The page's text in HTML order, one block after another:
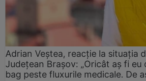
Adrian Veștea, reacție la situația
Județean Brașov: „Oricât aș fi
bag peste fluxurile medicale. De